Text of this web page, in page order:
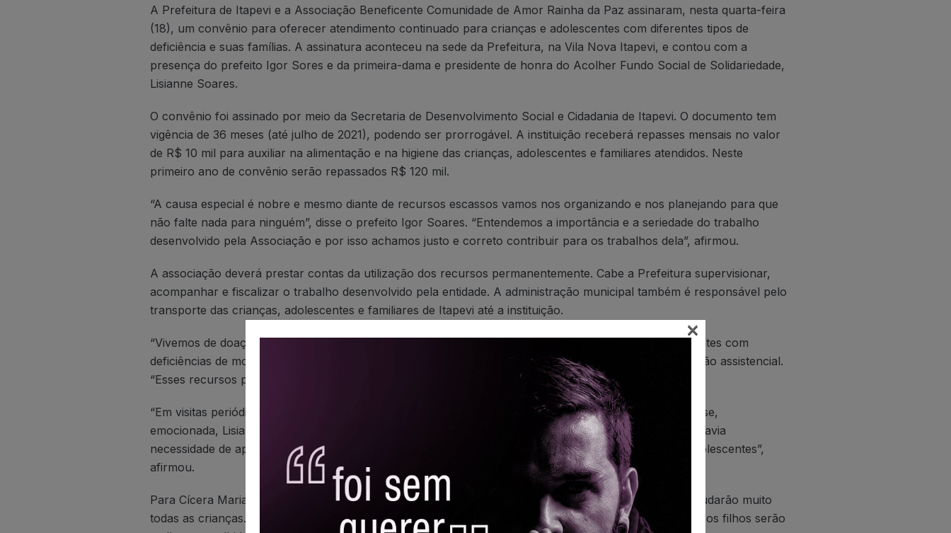
A Prefeitura de Itapevi e a Associação Beneficente Comunidade de Amor Rainha da Paz assinaram, nesta quarta-feira
(18), um convênio para oferecer atendimento continuado para crianças e adolescentes com diferentes tipos de
deficiência e suas famílias. A assinatura aconteceu na sede da Prefeitura, na Vila Nova Itapevi, e contou com a
presença do prefeito Igor Sores e da primeira-dama e presidente de honra do Acolher Fundo Social de Solidariedade,
Lisianne Soares.
O convênio foi assinado por meio da Secretaria de Desenvolvimento Social e Cidadania de Itapevi. O documento tem
vigência de 36 meses (até julho de 2021), podendo ser prorrogável. A instituição receberá repasses mensais no valor
de R$ 10 mil para auxiliar na alimentação e na higiene das crianças, adolescentes e familiares atendidos. Neste
primeiro ano de convênio serão repassados R$ 120 mil.
“A causa especial é nobre e mesmo diante de recursos escassos vamos nos organizando e nos planejando para que
não falte nada para ninguém”, disse o prefeito Igor Soares. “Entendemos a importância e a seriedade do trabalho
desenvolvido pela Associação e por isso achamos justo e correto contribuir para os trabalhos dela”, afirmou.
A associação deverá prestar contas da utilização dos recursos permanentemente. Cabe a Prefeitura supervisionar,
acompanhar e fiscalizar o trabalho desenvolvido pela entidade. A administração municipal também é responsável pelo
transporte das crianças, adolescentes e familiares de Itapevi até a instituição.
“Vivemos de doações e todos os nossos atendimentos são gratuitos. Atendemos de bebê até adolescentes com
deficiências de mobilidade, cognitiva e até paralisia cerebral”, disse Fabiana Martins, diretora da instituição assistencial.
“Esses recursos permitirão a continuidade de todo esse trabalho”, afirmou.
“Em visitas periódicas vi a necessidade de apoiar a instituição e contribuir com a famílias de Itapevi”, disse,
emocionada, Lisianne. “Felizmente, o prefeito teve a sensibilidade e olhar humano para perceber que havia
necessidade de apoio financeiro que subsidiassem os atendimentos terapêuticos das crianças e dos adolescentes”,
afirmou.
Para Cícera Maria da Silva, 44, dona de casa e moradora do Jardim Santa Rita, esses investimentos ajudarão muito
todas as crianças. Ela é mãe de Wesley, 14, que tem paralisa cerebral. ”É fantástico sabermos que nossos filhos serão
×